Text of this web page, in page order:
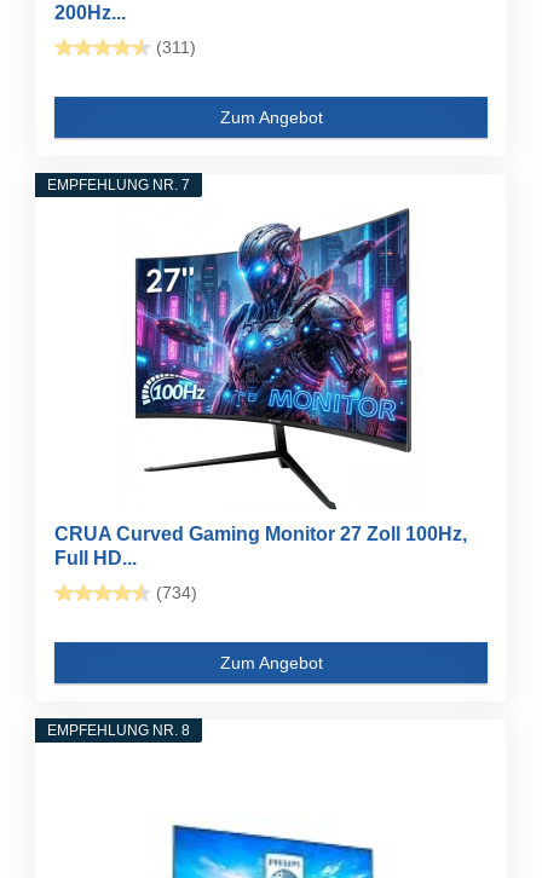
200Hz...
(311)
Zum Angebot
EMPFEHLUNG NR. 7
CRUA Curved Gaming Monitor 27 Zoll 100Hz,
Full HD...
(734)
Zum Angebot
EMPFEHLUNG NR. 8